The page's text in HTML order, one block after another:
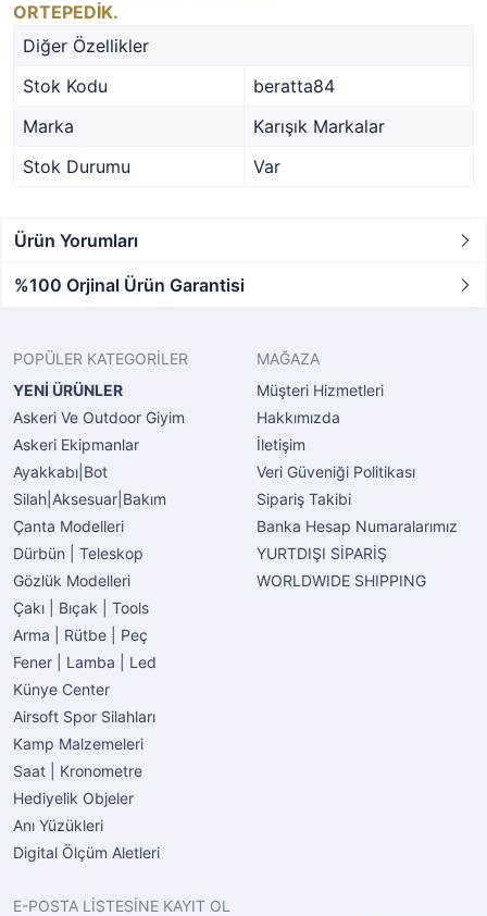
ORTEPEDİK.
Diğer Özellikler
Stok Kodu
beratta84
Marka
Karışık Markalar
Stok Durumu
Var
Ürün Yorumları
%100 Orjinal Ürün Garantisi
POPÜLER KATEGORİLER
YENİ ÜRÜNLER
Askeri Ve Outdoor Giyim
Askeri Ekipmanlar
Ayakkabı|Bot
Silah|Aksesuar|Bakım
Çanta Modelleri
Dürbün | Teleskop
Gözlük Modelleri
Çakı | Bıçak | Tools
Arma | Rütbe | Peç
Fener | Lamba | Led
Künye Center
Airsoft Spor Silahları
Kamp Malzemeleri
Saat | Kronometre
Hediyelik Objeler
Anı Yüzükleri
Digital Ölçüm Aletleri
MAĞAZA
Müşteri Hizmetleri
Hakkımızda
İletişim
Veri Güveniği Politikası
Sipariş Takibi
Banka Hesap Numaralarımız
YURTDIŞI SİPARİŞ
WORLDWIDE SHIPPING
E-POSTA LİSTESİNE KAYIT OL